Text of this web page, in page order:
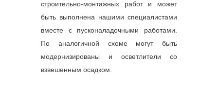
строительно-монтажных работ и может
быть выполнена нашими специалистами
вместе с пусконаладочными работами.
По аналогичной схеме могут быть
модернизированы и осветлители со
взвешенным осадком.